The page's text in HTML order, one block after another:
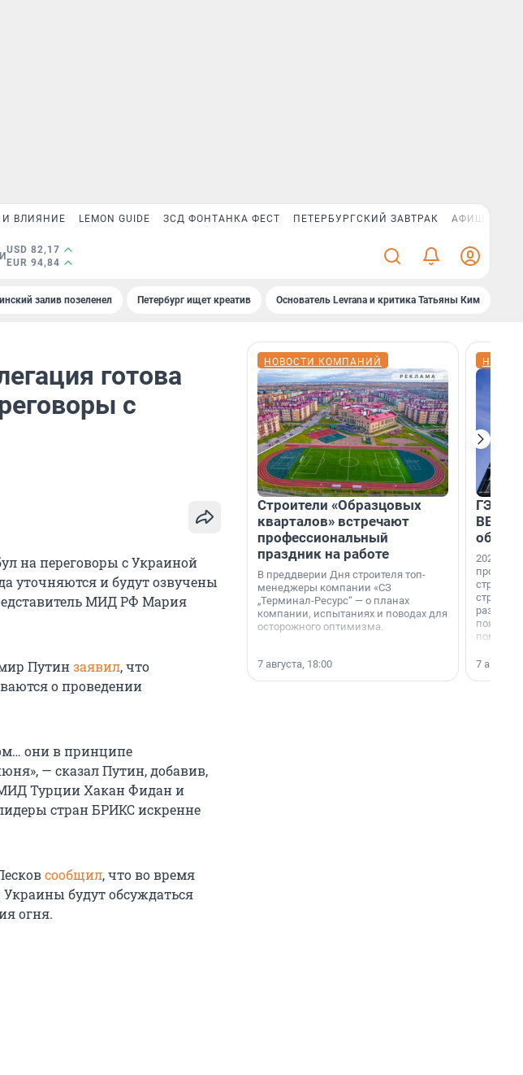
ВЛИЯНИЕ LEMON GUIDE ЗСД ФОНТАНКА ФЕСТ ПЕТЕРБУРГСКИЙ ЗАВТРАК АФИША PLUS
USD 82,17
EUR 94,84
залив позеленел Петербург ищет креатив Основатель Levrana и критика Татьяны Ким
готова
с
на переговоры с Украиной
уточняются и будут озвучены
МИД РФ Мария
Путинзаявил, что
о проведении
они в принципе
— сказал Путин, добавив,
Турции Хакан Фидан и
стран БРИКС искренне
сообщил, что во время
будут обсуждаться
огня.
НОВОСТИ КОМПАНИЙ
Строители «Образцовых
кварталов» встречают
профессиональный
праздник на работе
В преддверии Дня строителя топ-
менеджеры компании «СЗ
„Терминал-Ресурс“ — о планах
компании, испытаниях и поводах для
осторожного оптимизма.
7 августа, 18:00
ГЭС,
ВВП: в
об
2026-й —
раз. В
7